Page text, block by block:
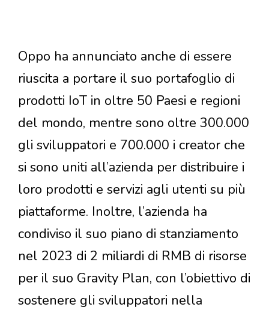
Oppo ha annunciato anche di essere
riuscita a portare il suo portafoglio di
prodotti IoT in oltre 50 Paesi e regioni
del mondo, mentre sono oltre 300.000
gli sviluppatori e 700.000 i creator che
si sono uniti all’azienda per distribuire i
loro prodotti e servizi agli utenti su più
piattaforme. Inoltre, l’azienda ha
condiviso il suo piano di stanziamento
nel 2023 di 2 miliardi di RMB di risorse
per il suo Gravity Plan, con l’obiettivo di
sostenere gli sviluppatori nella